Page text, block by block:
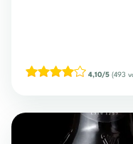
4,10/5 (493